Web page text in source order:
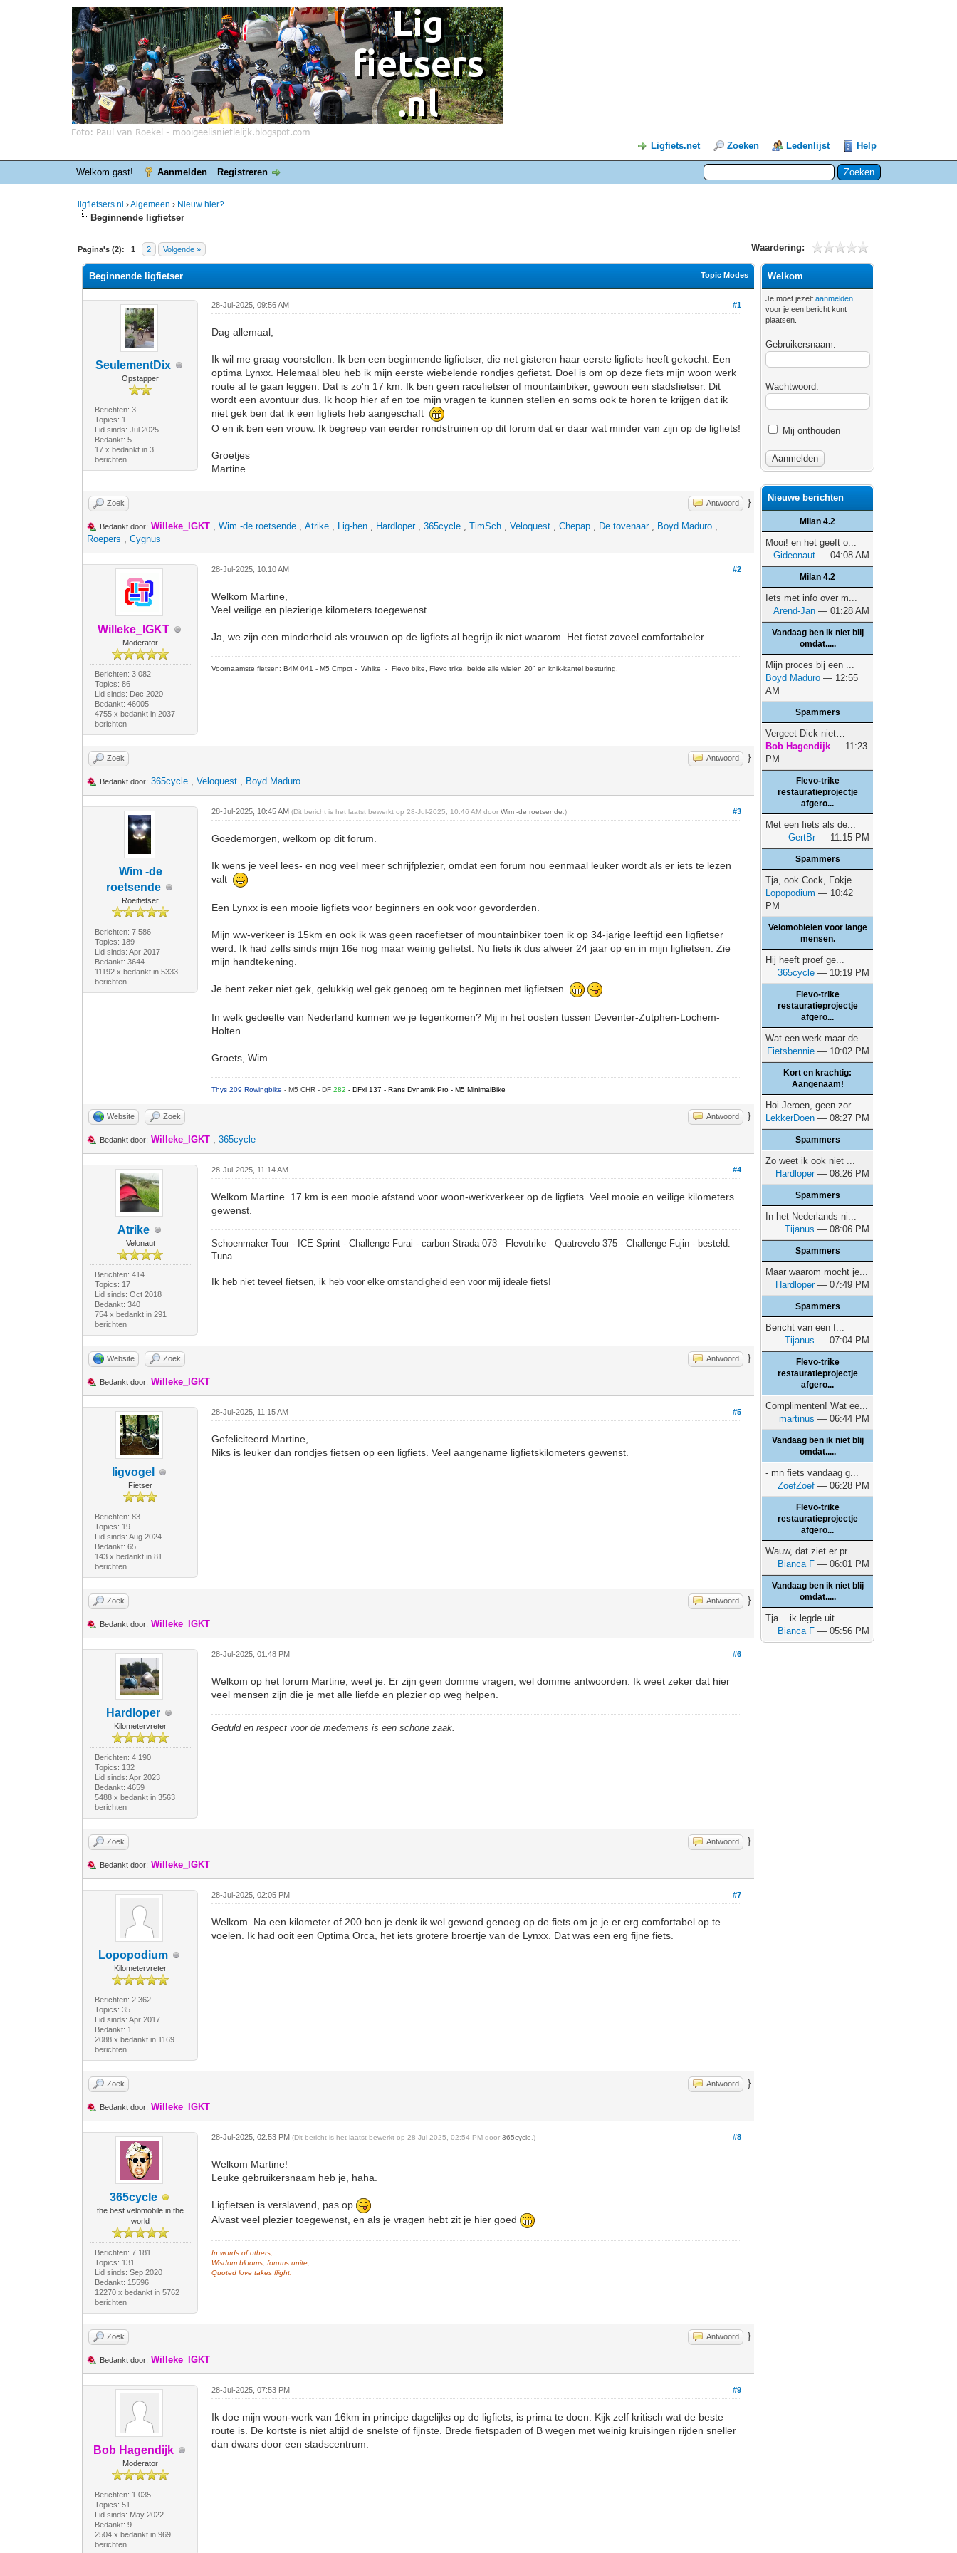
Ligfiets.net Zoeken Ledenlijst Help
Welkom gast! Aanmelden Registreren
ligfietsers.nl ›Algemeen › Nieuw hier?
Beginnende ligfietser
Pagina's (2): 1 2 Volgende » Waardering:
0 stemmen - gemiddelde waardering is 0
1
2
3
4
5
Topic Modes
Beginnende ligfietser
SeulementDix
Opstapper
Berichten: 3
Topics: 1
Lid sinds: Jul 2025
Bedankt: 5
17 x bedankt in 3
berichten
#1
28-Jul-2025, 09:56 AM
Dag allemaal,
Ik wil me graag voorstellen. Ik ben een beginnende ligfietser, die net gisteren haar eerste ligfiets heeft gekocht. Een
optima Lynxx. Helemaal bleu heb ik mijn eerste wiebelende rondjes gefietst. Doel is om op deze fiets mijn woon werk
route af te gaan leggen. Dat is zo'n 17 km. Ik ben geen racefietser of mountainbiker, gewoon een stadsfietser. Dit
wordt een avontuur dus. Ik hoop hier af en toe mijn vragen te kunnen stellen en soms ook te horen te krijgen dat ik
niet gek ben dat ik een ligfiets heb aangeschaft
O en ik ben een vrouw. Ik begreep van eerder rondstruinen op dit forum dat er daar wat minder van zijn op de ligfiets!
Groetjes
Martine
Zoek Antwoord }
Bedankt door: Willeke_IGKT ,Wim -de roetsende ,Atrike , Lig-hen , Hardloper,365cycle ,TimSch ,Veloquest ,Chepap , De tovenaar, Boyd Maduro ,
Roepers ,Cygnus
Willeke_IGKT
Moderator
Berichten: 3.082
Topics: 86
Lid sinds: Dec 2020
Bedankt: 46005
4755 x bedankt in 2037
berichten
#2
28-Jul-2025, 10:10 AM
Welkom Martine,
Veel veilige en plezierige kilometers toegewenst.
Ja, we zijn een minderheid als vrouwen op de ligfiets al begrijp ik niet waarom. Het fietst zoveel comfortabeler.
Voornaamste fietsen: B4M 041 - M5 Cmpct - Whike - Flevo bike, Flevo trike, beide alle wielen 20" en knik-kantel besturing,
Zoek Antwoord }
Bedankt door: 365cycle ,Veloquest , Boyd Maduro
Wim -de
roetsende
Roeifietser
Berichten: 7.586
Topics: 189
Lid sinds: Apr 2017
Bedankt: 3644
11192 x bedankt in 5333
berichten
#3
28-Jul-2025, 10:45 AM(Dit bericht is het laatst bewerkt op 28-Jul-2025, 10:46 AM doorWim -de roetsende .)
Goedemorgen, welkom op dit forum.
Ik wens je veel lees- en nog veel meer schrijfplezier, omdat een forum nou eenmaal leuker wordt als er iets te lezen
valt
Een Lynxx is een mooie ligfiets voor beginners en ook voor gevorderden.
Mijn ww-verkeer is 15km en ook ik was geen racefietser of mountainbiker toen ik op 34-jarige leeftijd een ligfietser
werd. Ik had zelfs sinds mijn 16e nog maar weinig gefietst. Nu fiets ik dus alweer 24 jaar op en in mijn ligfietsen. Zie
mijn handtekening.
Je bent zeker niet gek, gelukkig wel gek genoeg om te beginnen met ligfietsen
In welk gedeelte van Nederland kunnen we je tegenkomen? Mij in het oosten tussen Deventer-Zutphen-Lochem-
Holten.
Groets, Wim
Thys 209 Rowingbike- M5 CHR - DF282- DFxl 137 - Rans Dynamik Pro - M5 MinimalBike
Website Zoek Antwoord }
Bedankt door: Willeke_IGKT ,365cycle
Atrike
Velonaut
Berichten: 414
Topics: 17
Lid sinds: Oct 2018
Bedankt: 340
754 x bedankt in 291
berichten
#4
28-Jul-2025, 11:14 AM
Welkom Martine. 17 km is een mooie afstand voor woon-werkverkeer op de ligfiets. Veel mooie en veilige kilometers
gewenst.
Schoenmaker Tour-ICE Sprint-Challenge Furai-carbon Strada 073- Flevotrike - Quatrevelo 375 - Challenge Fujin - besteld:
Tuna
Ik heb niet teveel fietsen, ik heb voor elke omstandigheid een voor mij ideale fiets!
Website Zoek Antwoord }
Bedankt door: Willeke_IGKT
ligvogel
Fietser
Berichten: 83
Topics: 19
Lid sinds: Aug 2024
Bedankt: 65
143 x bedankt in 81
berichten
#5
28-Jul-2025, 11:15 AM
Gefeliciteerd Martine,
Niks is leuker dan rondjes fietsen op een ligfiets. Veel aangename ligfietskilometers gewenst.
Zoek Antwoord }
Bedankt door: Willeke_IGKT
Hardloper
Kilometervreter
Berichten: 4.190
Topics: 132
Lid sinds: Apr 2023
Bedankt: 4659
5488 x bedankt in 3563
berichten
#6
28-Jul-2025, 01:48 PM
Welkom op het forum Martine, weet je. Er zijn geen domme vragen, wel domme antwoorden. Ik weet zeker dat hier
veel mensen zijn die je met alle liefde en plezier op weg helpen.
Geduld en respect voor de medemens is een schone zaak.
Zoek Antwoord }
Bedankt door: Willeke_IGKT
Lopopodium
Kilometervreter
Berichten: 2.362
Topics: 35
Lid sinds: Apr 2017
Bedankt: 1
2088 x bedankt in 1169
berichten
#7
28-Jul-2025, 02:05 PM
Welkom. Na een kilometer of 200 ben je denk ik wel gewend genoeg op de fiets om je je er erg comfortabel op te
voelen. Ik had ooit een Optima Orca, het iets grotere broertje van de Lynxx. Dat was een erg fijne fiets.
Zoek Antwoord }
Bedankt door: Willeke_IGKT
365cycle
the best velomobile in the
world
Berichten: 7.181
Topics: 131
Lid sinds: Sep 2020
Bedankt: 15596
12270 x bedankt in 5762
berichten
#8
28-Jul-2025, 02:53 PM(Dit bericht is het laatst bewerkt op 28-Jul-2025, 02:54 PM door365cycle .)
Welkom Martine!
Leuke gebruikersnaam heb je, haha.
Ligfietsen is verslavend, pas op
Alvast veel plezier toegewenst, en als je vragen hebt zit je hier goed
In words of others,
Wisdom blooms, forums unite,
Quoted love takes flight.
Zoek Antwoord }
Bedankt door: Willeke_IGKT
Bob Hagendijk
Moderator
Berichten: 1.035
Topics: 51
Lid sinds: May 2022
Bedankt: 9
2504 x bedankt in 969
berichten
#9
28-Jul-2025, 07:53 PM
Ik doe mijn woon-werk van 16km in principe dagelijks op de ligfiets, is prima te doen. Kijk zelf kritisch wat de beste
route is. De kortste is niet altijd de snelste of fijnste. Brede fietspaden of B wegen met weinig kruisingen rijden sneller
dan dwars door een stadscentrum.
Welkom
Je moet jezelfaanmelden
voor je een bericht kunt
plaatsen.
Gebruikersnaam:
Wachtwoord:
Mij onthouden
Nieuwe berichten
Milan 4.2
Mooi! en het geeft o...
Gideonaut — 04:08 AM
Milan 4.2
Iets met info over m...
Arend-Jan — 01:28 AM
Vandaag ben ik niet blij
omdat.....
Mijn proces bij een ...
Boyd Maduro — 12:55
AM
Spammers
Vergeet Dick niet…
Bob Hagendijk — 11:23
PM
Flevo-trike
restauratieprojectje
afgero...
Met een fiets als de...
GertBr— 11:15 PM
Spammers
Tja, ook Cock, Fokje...
Lopopodium — 10:42
PM
Velomobielen voor lange
mensen.
Hij heeft proef ge...
365cycle — 10:19 PM
Flevo-trike
restauratieprojectje
afgero...
Wat een werk maar de...
Fietsbennie — 10:02 PM
Kort en krachtig:
Aangenaam!
Hoi Jeroen, geen zor...
LekkerDoen — 08:27 PM
Spammers
Zo weet ik ook niet ...
Hardloper— 08:26 PM
Spammers
In het Nederlands ni...
Tijanus — 08:06 PM
Spammers
Maar waarom mocht je...
Hardloper— 07:49 PM
Spammers
Bericht van een f...
Tijanus — 07:04 PM
Flevo-trike
restauratieprojectje
afgero...
Complimenten! Wat ee...
martinus — 06:44 PM
Vandaag ben ik niet blij
omdat.....
- mn fiets vandaag g...
ZoefZoef — 06:28 PM
Flevo-trike
restauratieprojectje
afgero...
Wauw, dat ziet er pr...
Bianca F — 06:01 PM
Vandaag ben ik niet blij
omdat.....
Tja... ik legde uit ...
Bianca F — 05:56 PM